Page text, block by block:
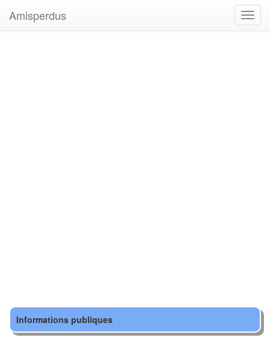
Amisperdus
Informations publiques